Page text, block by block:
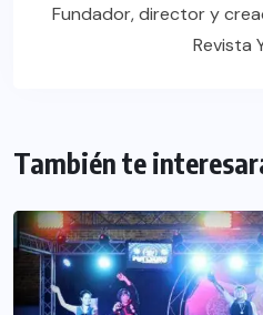
Fundador, director y
Revista
También te